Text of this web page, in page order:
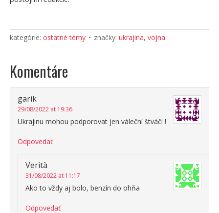
kategórie: ostatné témy značky: ukrajina, vojna
Komentáre
garik
29/08/2022 at 19:36
Ukrajinu mohou podporovat jen váleční štváči !
Odpovedať
Verità
31/08/2022 at 11:17
Ako to vždy aj bolo, benzín do ohňa
Odpovedať